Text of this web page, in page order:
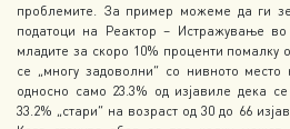
проблемите. За пример можеме да ги
податоци на Реактор – Истражување
младите за скоро 10% проценти помалку
се „многу задоволни“ со нивното
односно само 23.3% од изјавиле дека
33.2% „стари“ на возраст од 30 до 66